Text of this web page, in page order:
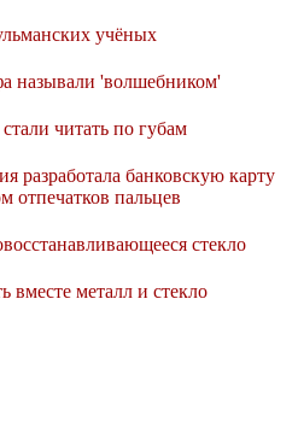
учёных
называли 'волшебником'
читать по губам
разработала банковскую карту
отпечатков пальцев
стекло
вместе металл и стекло